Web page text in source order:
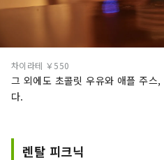
차이라테 ￥550
그 외에도 초콜릿 우유와 애플 주스
다.
렌탈 피크닉